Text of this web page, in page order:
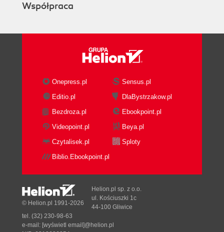
Współpraca
Onepress.pl
Sensus.pl
Editio.pl
DlaBystrzakow.pl
Bezdroza.pl
Ebookpoint.pl
Videopoint.pl
Beya.pl
Czytalisek.pl
Sploty
Biblio.Ebookpoint.pl
© Helion.pl 1991-2026
Helion.pl sp. z o.o.
ul. Kościuszki 1c
44-100 Gliwice
tel. (32) 230-98-63
e-mail: [wyświetl email]@helion.pl